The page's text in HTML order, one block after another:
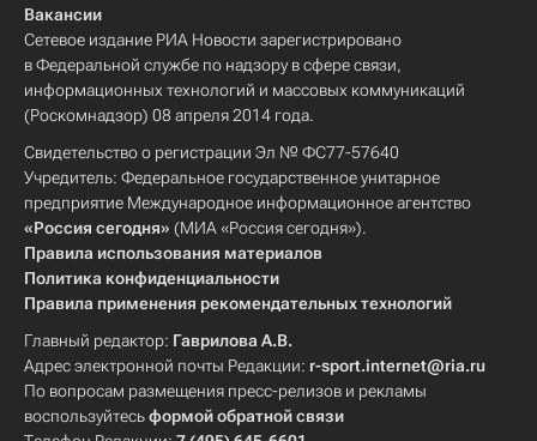
Вакансии
Сетевое издание РИА Новости зарегистрировано
в Федеральной службе по надзору в сфере связи,
информационных технологий и массовых коммуникаций
(Роскомнадзор) 08 апреля 2014 года.
Свидетельство о регистрации Эл № ФС77-57640
Учредитель: Федеральное государственное унитарное
предприятие Международное информационное агентство
«Россия сегодня» (МИА «Россия сегодня»).
Правила использования материалов
Политика конфиденциальности
Правила применения рекомендательных технологий
Главный редактор: Гаврилова А.В.
Адрес электронной почты Редакции: r-sport.internet@ria.ru
По вопросам размещения пресс-релизов и рекламы
воспользуйтесьформой обратной связи